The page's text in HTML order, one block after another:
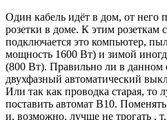
Один кабель идёт в дом, от него
розетки в доме. К этим розеткам
подключается это компьютер,
мощность 1600 Вт) и зимой
(800 Вт). Правильно ли в данном
двухфазный автоматический
Или так как проводка старая, то
поставить автомат В10.
и, возможно, лучше не трогать ,